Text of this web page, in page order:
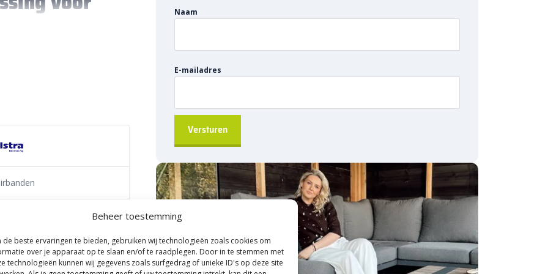
Beheer toestemming
de beste ervaringen te bieden, gebruiken wij technologieën zoals cookies om
over je apparaat op te slaan en/of te raadplegen. Door in te stemmen met
technologieën kunnen wij gegevens zoals surfgedrag of unieke ID's op deze site
en de rijbaan. Deze
tussen verschillende
overgang.
B.V.
afscheiding die voorkomt
Naam
E-mailadres